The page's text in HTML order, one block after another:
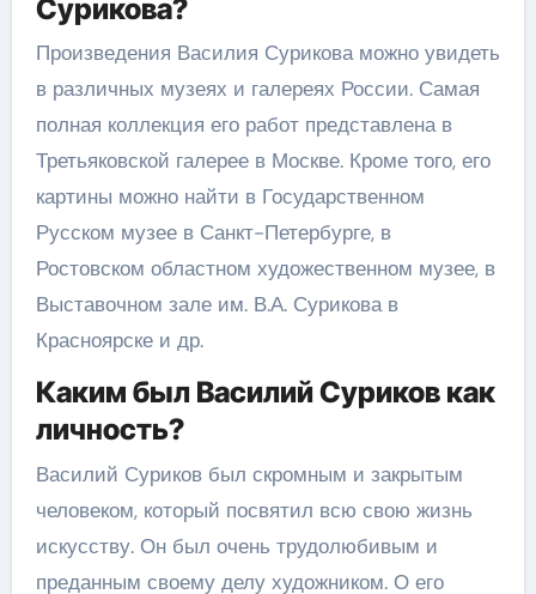
Сурикова?
Произведения Василия Сурикова можно увидеть
в различных музеях и галереях России. Самая
полная коллекция его работ представлена в
Третьяковской галерее в Москве. Кроме того, его
картины можно найти в Государственном
Русском музее в Санкт-Петербурге, в
Ростовском областном художественном музее, в
Выставочном зале им. В.А. Сурикова в
Красноярске и др.
Каким был Василий Суриков как
личность?
Василий Суриков был скромным и закрытым
человеком, который посвятил всю свою жизнь
искусству. Он был очень трудолюбивым и
преданным своему делу художником. О его